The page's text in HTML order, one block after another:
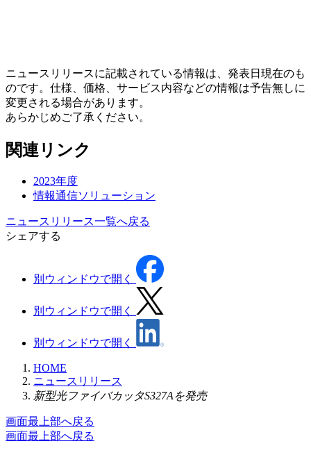
ニュースリリースに記載されている情報は、発表日現在のも
のです。仕様、価格、サービス内容などの情報は予告無しに
変更される場合があります。
あらかじめご了承ください。
関連リンク
2023年度
情報通信ソリューション
ニュースリリース一覧へ戻る
シェアする
別ウィンドウで開く
別ウィンドウで開く
別ウィンドウで開く
HOME
ニュースリリース
新型光ファイバカッタS327Aを発売
画面最上部へ戻る
画面最上部へ戻る